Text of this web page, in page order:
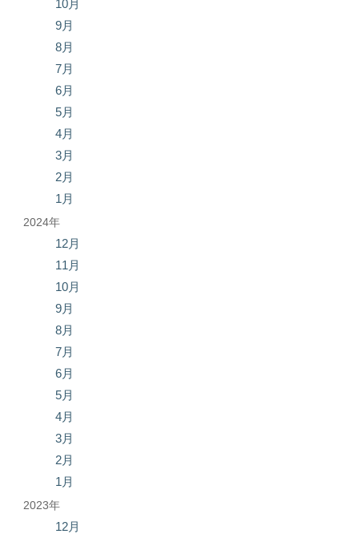
10月
9月
8月
7月
6月
5月
4月
3月
2月
1月
2024年
12月
11月
10月
9月
8月
7月
6月
5月
4月
3月
2月
1月
2023年
12月